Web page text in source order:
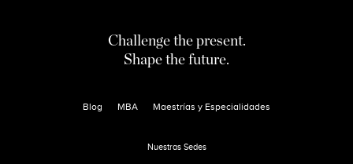
Challenge the present.
Shape the future.
Blog MBA Maestrías y Especialidades
Nuestras Sedes